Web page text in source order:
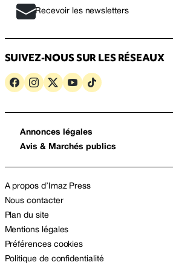
Recevoir les newsletters
SUIVEZ-NOUS SUR LES RÉSEAUX
Annonces légales
Avis & Marchés publics
A propos d’Imaz Press
Nous contacter
Plan du site
Mentions légales
Préférences cookies
Politique de confidentialité